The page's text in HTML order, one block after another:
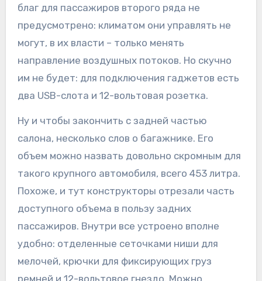
благ для пассажиров второго ряда не
предусмотрено: климатом они управлять не
могут, в их власти – только менять
направление воздушных потоков. Но скучно
им не будет: для подключения гаджетов есть
два USB-слота и 12-вольтовая розетка.
Ну и чтобы закончить с задней частью
салона, несколько слов о багажнике. Его
объем можно назвать довольно скромным для
такого крупного автомобиля, всего 453 литра.
Похоже, и тут конструкторы отрезали часть
доступного объема в пользу задних
пассажиров. Внутри все устроено вполне
удобно: отделенные сеточками ниши для
мелочей, крючки для фиксирующих груз